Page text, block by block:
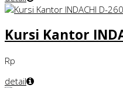
Kursi Kantor
Rp
detail